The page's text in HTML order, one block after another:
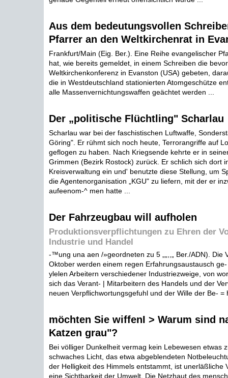
Aus dem bedeutungsvollen
Pfarrer an den Weltkirchenrat in
Frankfurt/Main (Eig. Ber.). Eine Reihe evangelischer
hat, wie bereits gemeldet, in einem Schreiben die
Weltkirchenkonferenz in Evanston (USA) gebeten,
die in Westdeutschland stationierten Atomgeschütze
alle Massenvernichtungswaffen geächtet werden ...
Der „politische Flüchtling" Scharlau
Scharlau war bei der faschistischen Luftwaffe,
Göring". Er rühmt sich noch heute, Terrorangriffe auf
geflogen zu haben. Nach Kriegsende kehrte er in
Grimmen (Bezirk Rostock) zurück. Er schlich sich dort
Kreisverwaltung ein und' benutzte diese Stellung, um
die Agentenorganisation „KGU" zu liefern, mit der er
aufeenom-^ men hatte ...
Der Fahrzeugbau will aufholen
Produktionsverpflichtungen zu Ehren der
Industrie und Handel
-™ung una aen /»geordneten zu 5 „„,,„ Ber./ADN). Die
Oktober werden einem regen Erfahrungsaustausch
ylelen Arbeitern verschiedener Industriezweige, von
sich das Verant- | Mitarbeitern des Handels und der
neuen Verpflichwortungsgefuhl und der Wille der Be- =
möchten Sie wiffenI > Warum sind
Katzen grau"?
Bei völliger Dunkelheit vermag kein Lebewesen etwas
schwaches Licht, das etwa abgeblendeten
der Helligkeit des Himmels entstammt, ist unerläßliche
eine Sichtbarkeit der Umwelt. Die Netzhaut des